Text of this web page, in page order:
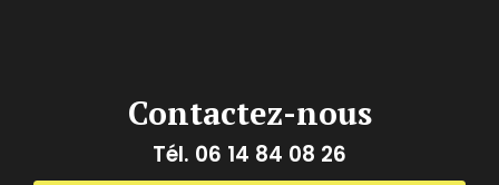
Contactez-nous
Tél. 06 14 84 08 26